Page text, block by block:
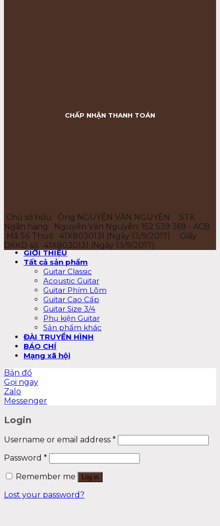
CHẤP NHẬN THANH TOÁN
Chủ sở hữu: Ông NGUYỄN VĂN NGUYÊN
STK
Ngân hàng:
Nguyễn Văn Nguyên: 152 539 369 - ACB
Mã Số Thuế: 41X8030131 (Ngày 13/9/2017)
Giấy
DKKD số: 41X8030131 (Ngày 13/9/2017)
GIỚI THIỆU
Tất cả sản phẩm
Guitar Classic
Acoustic Guitar
Guitar Phím Lõm
Guitar Cao Cấp
Guitar Size 3/4
Phụ kiện Guitar
Sản phẩm khác
ĐÀI TRUYỀN HÌNH
BÁO CHÍ
Mạng xã hội
Bản đồ
Gọi ngay
Zalo
Messenger
Login
Username or email address *
Password *
Remember me
Log in
Lost your password?